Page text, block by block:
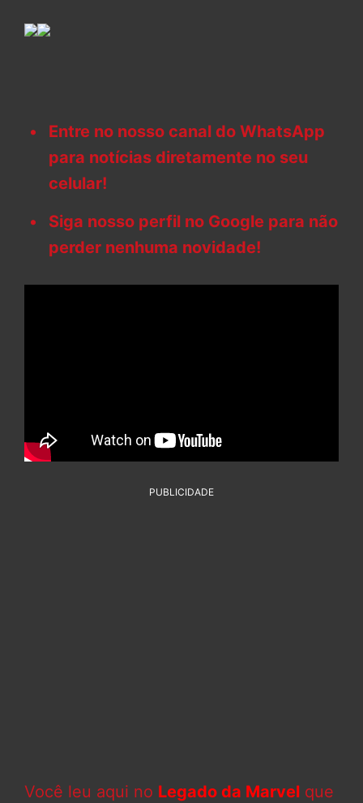
Entre no nosso canal do WhatsApp
para notícias diretamente no seu
celular!
Siga nosso perfil no Google para não
perder nenhuma novidade!
PUBLICIDADE
Você leu aqui no Legado da Marvel que